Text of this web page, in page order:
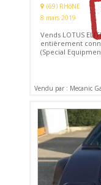
(69) RHôNE
8 mars 2019
Vends LOTUS
entièrement
(Special
Vendu par : Mecanic